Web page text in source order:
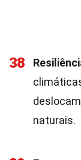
38
naturais.